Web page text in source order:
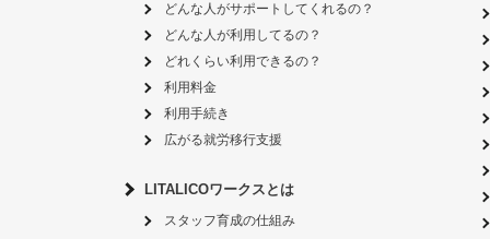
どんな人がサポートしてくれるの？
どんな人が利用してるの？
どれくらい利用できるの？
利用料金
利用手続き
広がる就労移行支援
LITALICOワークスとは
スタッフ育成の仕組み